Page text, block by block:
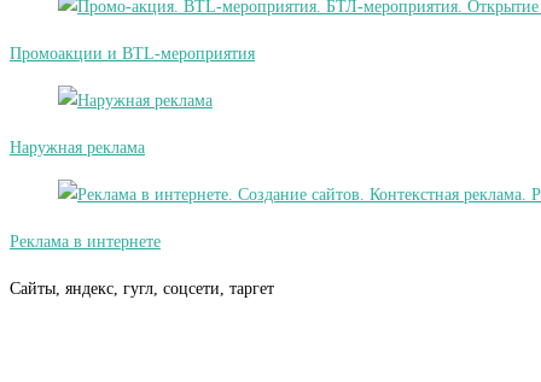
Промоакции и BTL-мероприятия
Наружная реклама
Реклама в интернете
Сайты, яндекс, гугл, соцсети, таргет